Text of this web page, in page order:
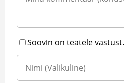
Soovin on teatele vastust.